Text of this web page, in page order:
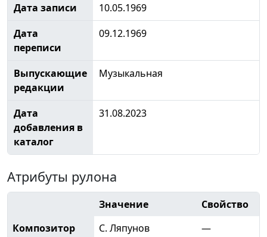
Дата записи
10.05.1969
Дата
переписи
09.12.1969
Выпускающие
редакции
Музыкальная
Дата
добавления в
каталог
31.08.2023
Атрибуты рулона
Значение
Свойство
Композитор
С. Ляпунов
—